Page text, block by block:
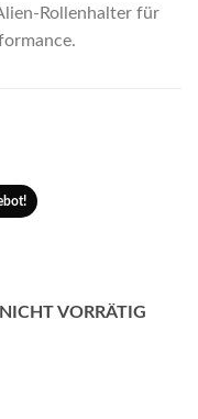
Rollenhalter für
NICHT VORRÄTIG